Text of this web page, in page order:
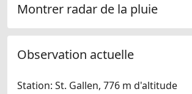
Montrer radar de la pluie
Observation actuelle
Station: St. Gallen, 776 m d'altitude